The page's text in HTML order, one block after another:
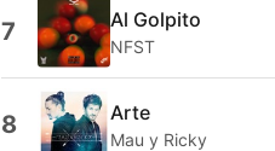
7 Al Golpito
NFST
8 Arte
Mau y Ricky